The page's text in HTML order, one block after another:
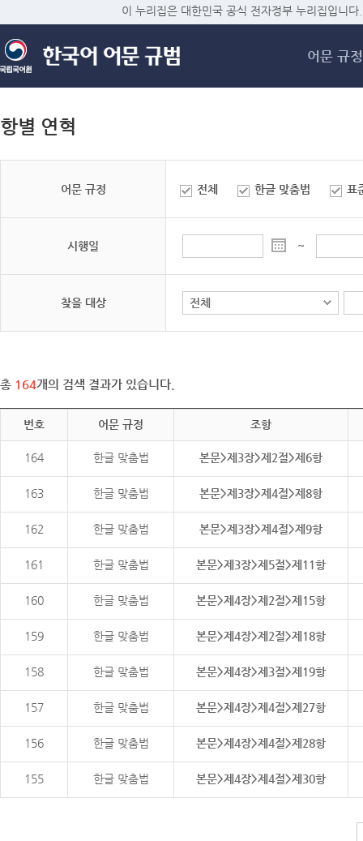
메
이 누리집은 대한민국 공식 전자정부 누리집입니다.
어문 규정
항별 연혁
어문 규정 전체 한글 맞춤법 표
시행일 ~
찾을 대상
총 164개의 검색 결과가 있습니다.
번호 어문 규정 조항
164 한글 맞춤법 본문>제3장>제2절>제6항
163 한글 맞춤법 본문>제3장>제4절>제8항
162 한글 맞춤법 본문>제3장>제4절>제9항
161 한글 맞춤법 본문>제3장>제5절>제11항
160 한글 맞춤법 본문>제4장>제2절>제15항
159 한글 맞춤법 본문>제4장>제2절>제18항
158 한글 맞춤법 본문>제4장>제3절>제19항
157 한글 맞춤법 본문>제4장>제4절>제27항
156 한글 맞춤법 본문>제4장>제4절>제28항
155 한글 맞춤법 본문>제4장>제4절>제30항